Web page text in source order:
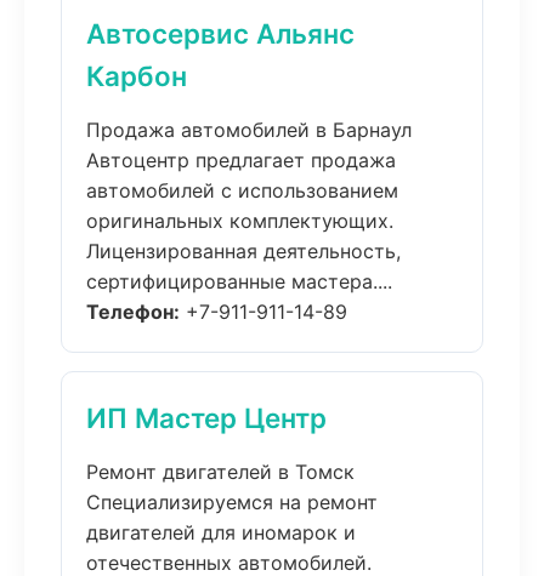
Автосервис Альянс
Карбон
Продажа автомобилей в Барнаул
Автоцентр предлагает продажа
автомобилей с использованием
оригинальных комплектующих.
Лицензированная деятельность,
сертифицированные мастера....
Телефон: +7-911-911-14-89
ИП Мастер Центр
Ремонт двигателей в Томск
Специализируемся на ремонт
двигателей для иномарок и
отечественных автомобилей.